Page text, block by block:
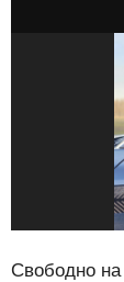
Свободно на